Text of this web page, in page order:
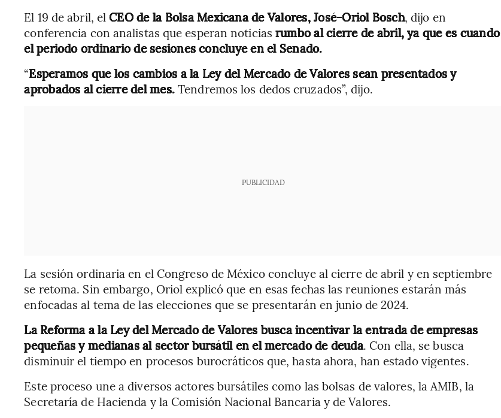
El 19 de abril, elCEO de la Bolsa Mexicana de Valores, José-Oriol Bosch, dijo en
conferencia con analistas que esperan noticiasrumbo al cierre de abril, ya que es cuando
el periodo ordinario de sesiones concluye en el Senado.
“Esperamos que los cambios a la Ley del Mercado de Valores sean presentados y
aprobados al cierre del mes.Tendremos los dedos cruzados”, dijo.
PUBLICIDAD
La sesión ordinaria en el Congreso de México concluye al cierre de abril y en septiembre
se retoma. Sin embargo, Oriol explicó que en esas fechas las reuniones estarán más
enfocadas al tema de las elecciones que se presentarán en junio de 2024.
La Reforma a la Ley del Mercado de Valores busca incentivar la entrada de empresas
pequeñas y medianas al sector bursátil en el mercado de deuda. Con ella, se busca
disminuir el tiempo en procesos burocráticos que, hasta ahora, han estado vigentes.
Este proceso une a diversos actores bursátiles como las bolsas de valores, la AMIB, la
Secretaría de Hacienda y la Comisión Nacional Bancaria y de Valores.